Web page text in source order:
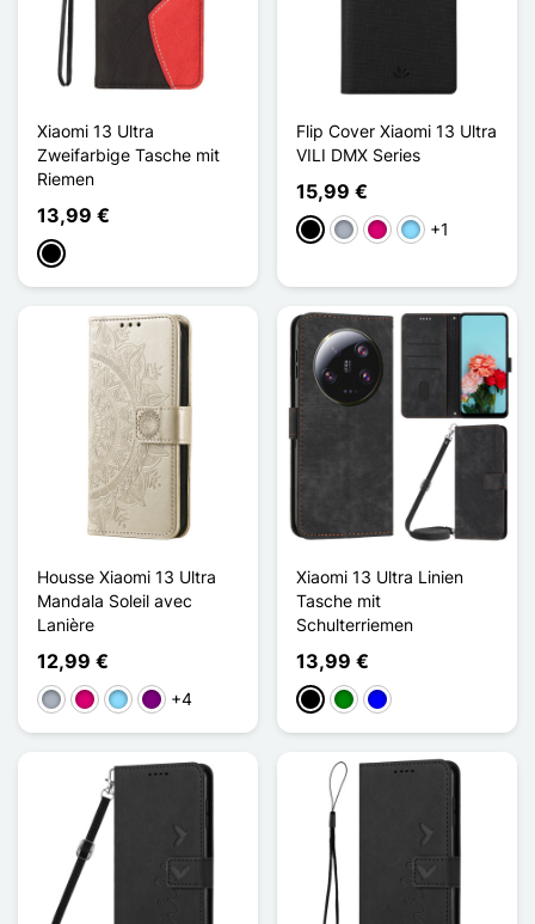
Xiaomi 13 Ultra
Zweifarbige Tasche mit
Riemen
13,99 €
Schwarz
Flip Cover Xiaomi 13 Ultra
VILI DMX Series
15,99 €
Schwarz
GrauMagenta
Hellblau
+1
Housse Xiaomi 13 Ultra
Mandala Soleil avec
Lanière
12,99 €
GrauMagenta
HellblauViolett
+4
Xiaomi 13 Ultra Linien
Tasche mit
Schulterriemen
13,99 €
Schwarz
GrünBlau